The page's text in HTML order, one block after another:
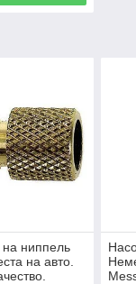
ниппель
на авто.